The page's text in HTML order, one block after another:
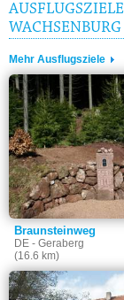
WACHSENBURG
Mehr Ausflugsziele
Braunsteinweg
DE - Geraberg
(16.6 km)